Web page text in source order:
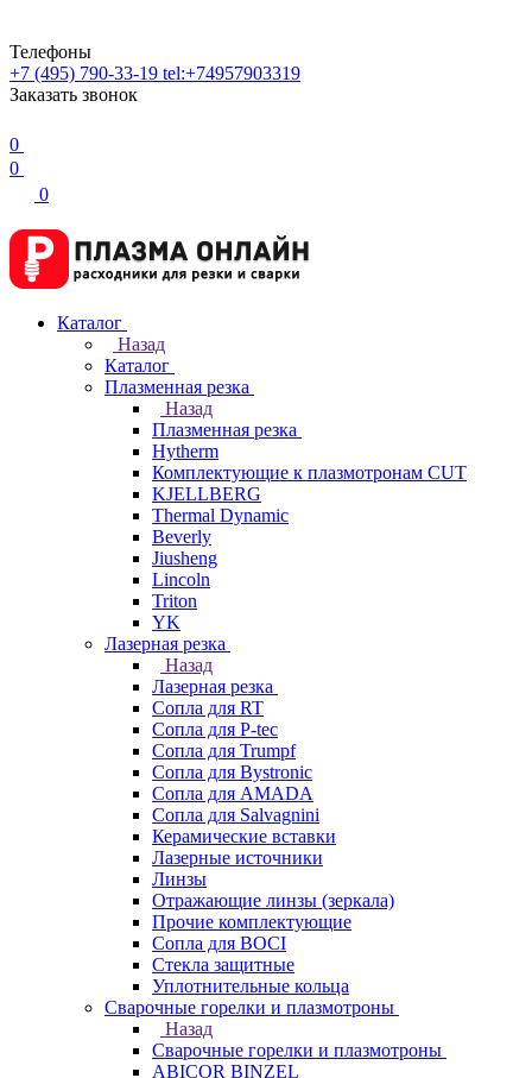
Телефоны
+7 (495) 790-33-19 tel:+74957903319
Заказать звонок
0
0
0
Каталог
Назад
Каталог
Плазменная резка
Назад
Плазменная резка
Hytherm
Комплектующие к плазмотронам CUT
KJELLBERG
Thermal Dynamic
Beverly
Jiusheng
Lincoln
Triton
YK
Лазерная резка
Назад
Лазерная резка
Сопла для RT
Сопла для P-tec
Сопла для Trumpf
Сопла для Bystronic
Сопла для AMADA
Сопла для Salvagnini
Керамические вставки
Лазерные источники
Линзы
Отражающие линзы (зеркала)
Прочие комплектующие
Сопла для BOCI
Стекла защитные
Уплотнительные кольца
Сварочные горелки и плазмотроны
Назад
Сварочные горелки и плазмотроны
ABICOR BINZEL